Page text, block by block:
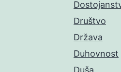
Društvo
Država
Duhovnost
Duša